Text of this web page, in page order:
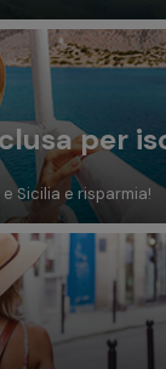
per
Sicilia e risparmia!